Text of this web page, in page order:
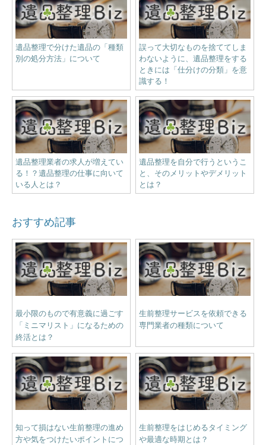
遺品整理で分けた遺品の「種類
別の処分方法」について
誤って大切なものを捨ててしま
わないように、遺品整理をする
ときには「仕分けの分類」を意
識する！
遺品整理業者の求人が増えてい
る！？遺品整理の仕事に向いて
いる人とは？
遺品整理を自分で行うというこ
と、そのメリットやデメリット
とは？
おすすめ記事
最小限のもので有意義に過ごす
「ミニマリスト」になるための
終活とは？
生前整理サービスを依頼できる
専門業者の種類について
知って損はない生前整理の進め
方や気をつけたいポイントにつ
生前整理をはじめるタイミング
や最適な時期とは？